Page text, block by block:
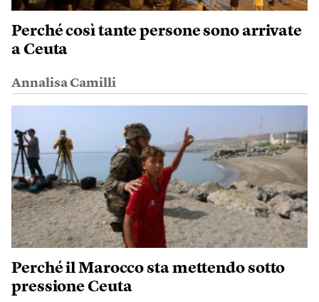
Perché così tante persone sono arrivate
a Ceuta
Annalisa Camilli
Perché il Marocco sta mettendo sotto
pressione Ceuta